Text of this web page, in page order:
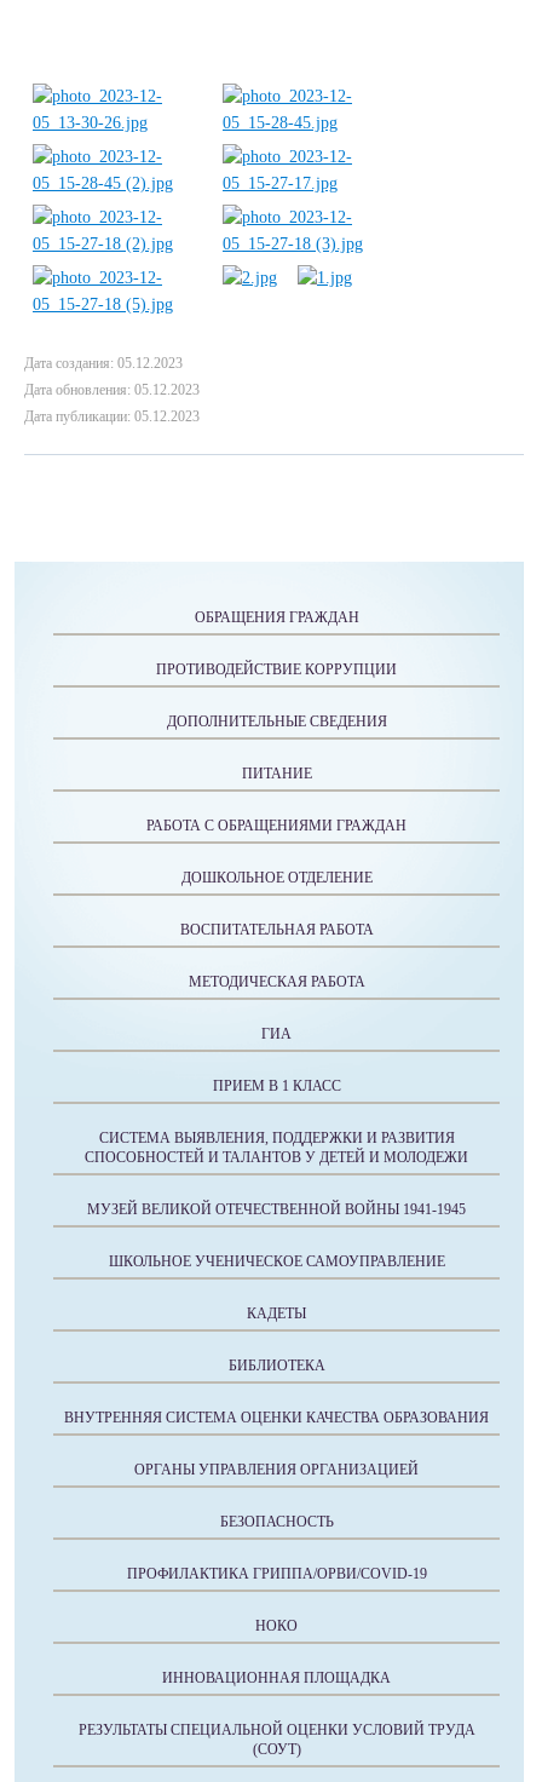
Дата создания: 05.12.2023
Дата обновления: 05.12.2023
Дата публикации: 05.12.2023
ОБРАЩЕНИЯ ГРАЖДАН
ПРОТИВОДЕЙСТВИЕ КОРРУПЦИИ
ДОПОЛНИТЕЛЬНЫЕ СВЕДЕНИЯ
ПИТАНИЕ
РАБОТА С ОБРАЩЕНИЯМИ ГРАЖДАН
ДОШКОЛЬНОЕ ОТДЕЛЕНИЕ
ВОСПИТАТЕЛЬНАЯ РАБОТА
МЕТОДИЧЕСКАЯ РАБОТА
ГИА
ПРИЕМ В 1 КЛАСС
СИСТЕМА ВЫЯВЛЕНИЯ, ПОДДЕРЖКИ И РАЗВИТИЯ
СПОСОБНОСТЕЙ И ТАЛАНТОВ У ДЕТЕЙ И МОЛОДЕЖИ
МУЗЕЙ ВЕЛИКОЙ ОТЕЧЕСТВЕННОЙ ВОЙНЫ 1941-1945
ШКОЛЬНОЕ УЧЕНИЧЕСКОЕ САМОУПРАВЛЕНИЕ
КАДЕТЫ
БИБЛИОТЕКА
ВНУТРЕННЯЯ СИСТЕМА ОЦЕНКИ КАЧЕСТВА ОБРАЗОВАНИЯ
ОРГАНЫ УПРАВЛЕНИЯ ОРГАНИЗАЦИЕЙ
БЕЗОПАСНОСТЬ
ПРОФИЛАКТИКА ГРИППА/ОРВИ/COVID-19
НОКО
ИННОВАЦИОННАЯ ПЛОЩАДКА
РЕЗУЛЬТАТЫ СПЕЦИАЛЬНОЙ ОЦЕНКИ УСЛОВИЙ ТРУДА
(СОУТ)